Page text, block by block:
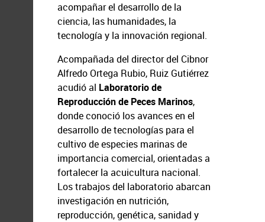
acompañar el desarrollo de la
ciencia, las humanidades, la
tecnología y la innovación regional.
Acompañada del director del Cibnor
Alfredo Ortega Rubio, Ruiz Gutiérrez
acudió al Laboratorio de
Reproducción de Peces Marinos,
donde conoció los avances en el
desarrollo de tecnologías para el
cultivo de especies marinas de
importancia comercial, orientadas a
fortalecer la acuicultura nacional.
Los trabajos del laboratorio abarcan
investigación en nutrición,
reproducción, genética, sanidad y